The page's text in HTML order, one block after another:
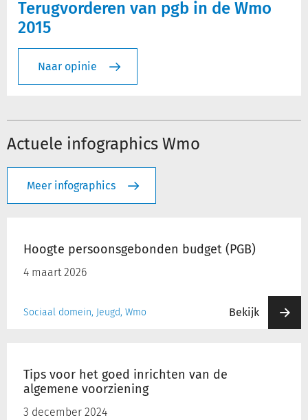
Terugvorderen van pgb in de Wmo
2015
Naar opinie
Actuele infographics Wmo
Meer infographics
Hoogte persoonsgebonden budget (PGB)
4 maart 2026
Sociaal domein, Jeugd, Wmo Bekijk
budget
(PGB)
Tips voor het goed inrichten van de
algemene voorziening
3 december 2024
voor
goed
inrichten